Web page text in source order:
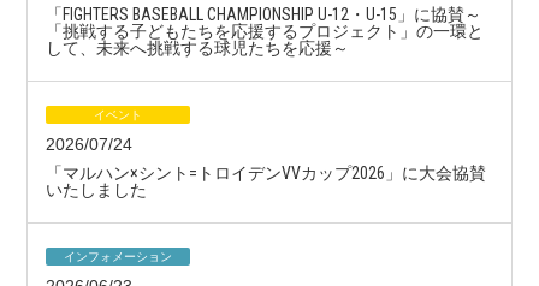
「FIGHTERS BASEBALL CHAMPIONSHIP U-12・U-15」に協賛～
「挑戦する子どもたちを応援するプロジェクト」の一環と
して、未来へ挑戦する球児たちを応援～
イベント
2026/07/24
「マルハン×シント=トロイデンVVカップ2026」に大会協賛
いたしました
インフォメーション